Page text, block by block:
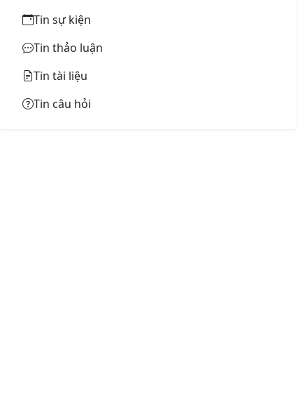
Tin sự kiện
Tin thảo luận
Tin tài liệu
Tin câu hỏi